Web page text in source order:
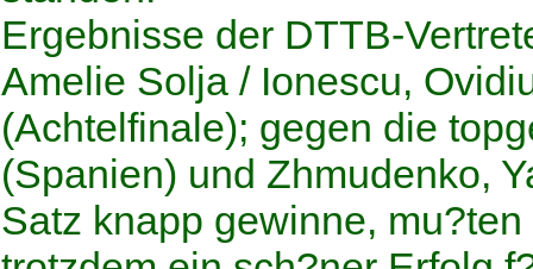
Ergebnisse der DTTB-
Amelie Solja / Ionescu,
(Achtelfinale); gegen die
(Spanien) und Zhmudenko,
Satz knapp gewinne,